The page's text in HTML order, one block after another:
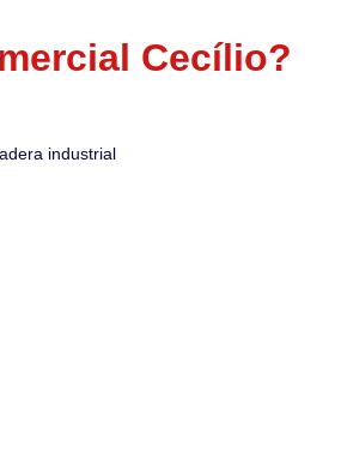
Cecílio?
industrial